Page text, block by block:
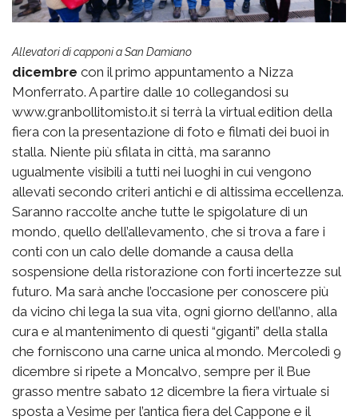
Allevatori di capponi a San Damiano
dicembre con il primo appuntamento a Nizza
Monferrato. A partire dalle 10 collegandosi su
www.granbollitomisto.it si terrà la virtual edition della
fiera con la presentazione di foto e filmati dei buoi in
stalla. Niente più sfilata in città, ma saranno
ugualmente visibili a tutti nei luoghi in cui vengono
allevati secondo criteri antichi e di altissima eccellenza.
Saranno raccolte anche tutte le spigolature di un
mondo, quello dell’allevamento, che si trova a fare i
conti con un calo delle domande a causa della
sospensione della ristorazione con forti incertezze sul
futuro. Ma sarà anche l’occasione per conoscere più
da vicino chi lega la sua vita, ogni giorno dell’anno, alla
cura e al mantenimento di questi “giganti” della stalla
che forniscono una carne unica al mondo. Mercoledì 9
dicembre si ripete a Moncalvo, sempre per il Bue
grasso mentre sabato 12 dicembre la fiera virtuale si
sposta a Vesime per l’antica fiera del Cappone e il